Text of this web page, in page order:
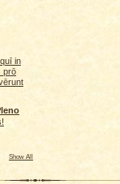
in
prō
Show All